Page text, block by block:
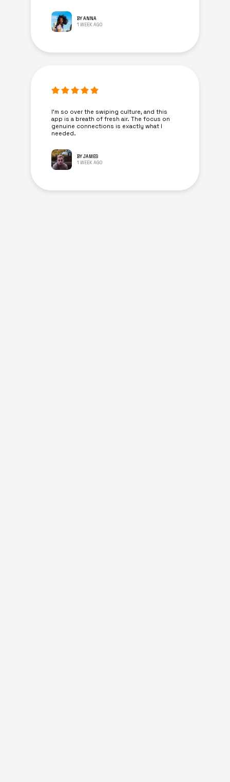
BY ANNA
1 WEEK AGO
I’m so over the swiping culture, and this
app is a breath of fresh air. The focus on
genuine connections is exactly what I
needed.
BY JAMES
1 WEEK AGO